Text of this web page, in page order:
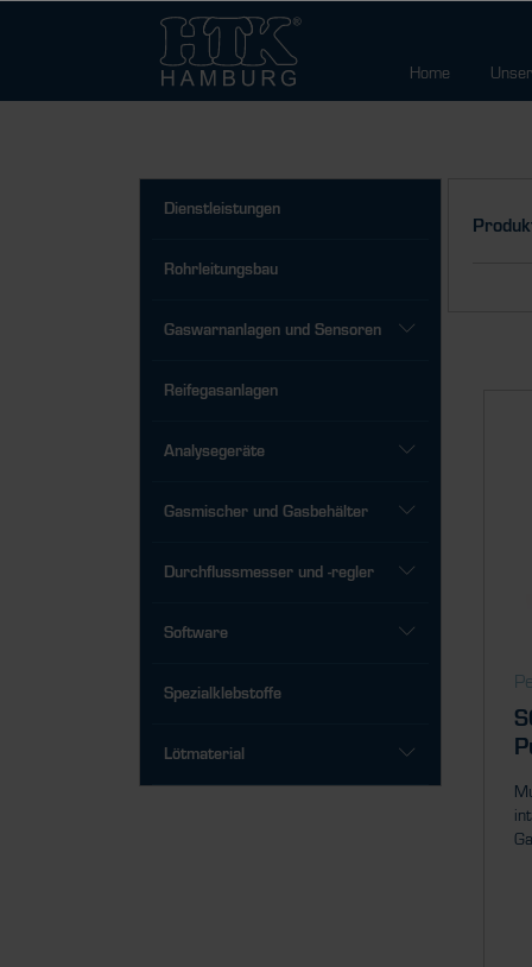
Home
Dienstleistungen
Rohrleitungsbau
Gaswarnanlagen und Sensoren
Reifegasanlagen
Analysegeräte
Gasmischer und Gasbehälter
Durchflussmesser und -regler
Software
Spezialklebstoffe
Lötmaterial